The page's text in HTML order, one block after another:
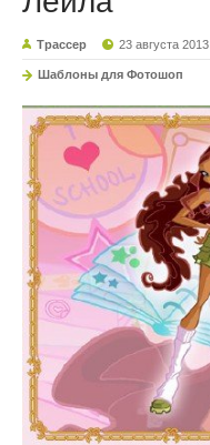
Трассер 23 августа 2013
Шаблоны для Фотошоп